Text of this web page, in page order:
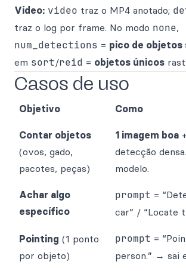
Vídeo: video traz o MP4 anotado;
traz o log por frame. No modo none,
num_detections = pico de objetos
em sort/reid = objetos únicos
Casos de uso
Objetivo Como
Contar objetos
(ovos, gado,
pacotes, peças)
1 imagem boa
detecção
modelo.
Achar algo
específico
prompt =
car” / “Locate
Pointing (1 ponto
por objeto)
prompt =
person.” → sai